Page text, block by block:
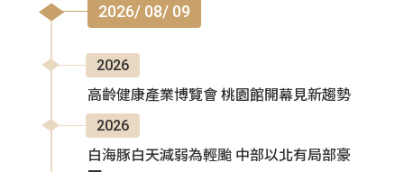
2026/ 08/ 09
2026
高齡健康產業博覽會 桃園館開幕見新趨勢
2026
白海豚白天減弱為輕颱 中部以北有局部豪